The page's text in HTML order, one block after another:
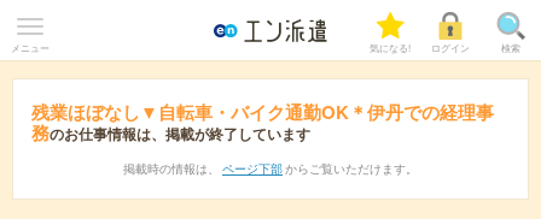
メニュー 気になる! ログイン 検索
残業ほぼなし▼自転車・バイク通勤OK＊伊丹での経理事
務のお仕事情報は、掲載が終了しています
掲載時の情報は、 ページ下部 からご覧いただけます。